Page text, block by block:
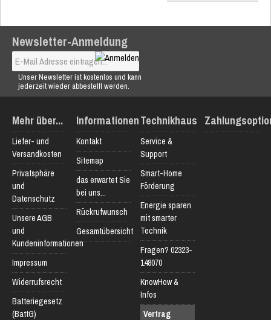
Newsletter-Anmeldung
Unser Newsletter ist kostenlos und kann
jederzeit wieder abbestellt werden.
Mehr über...
Liefer- und
Versandkosten
Privatsphäre
und
Datenschutz
Unsere AGB
und
Kundeninformationen
Impressum
Widerrufsrecht
Batteriegesetz
(BattG)
Informationen
Kontakt
Sitemap
das erwartet Sie
bei uns...
Rückrufwunsch
Gesamtübersicht
Technikhaus
Service &
Support
Smart-Home
Förderung
Energie sparen
mit smarter
Technik
Fragen? 02323-
148070
KnowHow &
Infos
Vertrag